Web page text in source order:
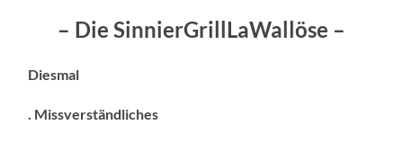
– Die SinnierGrillLaWallöse –
Diesmal
. Missverständliches